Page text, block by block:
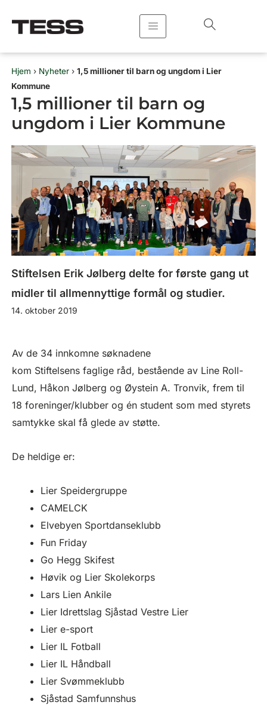
rett
Hjem › Nyheter › 1,5 millioner til barn og ungdom i Lier
Kommune
1,5 millioner til barn og
ungdom i Lier Kommune
Stiftelsen Erik Jølberg delte for første gang ut
midler til allmennyttige formål og studier.
14. oktober 2019
Av de 34 innkomne søknadene
kom Stiftelsens faglige råd, bestående av Line Roll-
Lund, Håkon Jølberg og Øystein A. Tronvik, frem til
18 foreninger/klubber og én student som med styrets
samtykke skal få glede av støtte.
De heldige er:
Lier Speidergruppe
CAMELCK
Elvebyen Sportdanseklubb
Fun Friday
Go Hegg Skifest
Høvik og Lier Skolekorps
Lars Lien Ankile
Lier Idrettslag Sjåstad Vestre Lier
Lier e-sport
Lier IL Fotball
Lier IL Håndball
Lier Svømmeklubb
Sjåstad Samfunnshus